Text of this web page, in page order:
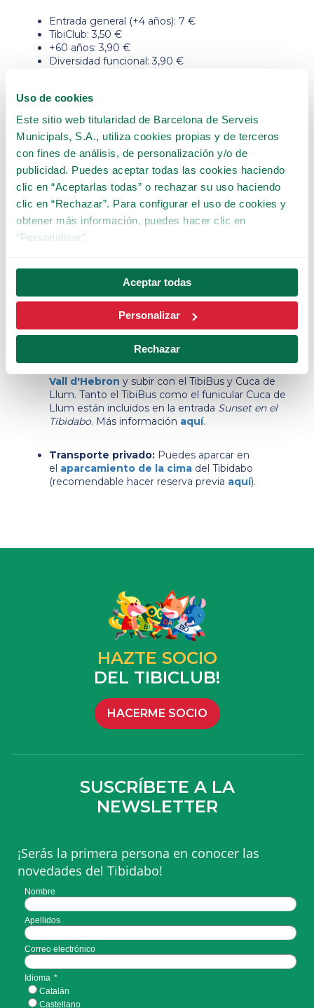
Uso de cookies
Este sitio web titularidad de Barcelona de Serveis
Municipals, S.A., utiliza cookies propias y de terceros
con fines de análisis, de personalización y/o de
publicidad. Puedes aceptar todas las cookies haciendo
clic en “Aceptarlas todas” o rechazar su uso haciendo
clic en “Rechazar”. Para configurar el uso de cookies y
obtener más información, puedes hacer clic en
“Personalizar”.
Aceptar todas
Personalizar
Rechazar
Entrada general (+4 años): 7 €
TibiClub: 3,50 €
+60 años: 3,90 €
Diversidad funcional: 3,90 €
En los casos de +60 años y diversidad funcional, será
necesario mostrar el carné acreditativo. Imprescindible
acreditar un mínimo del 33% de grado de discapacidad
con el certificado o carné acreditativo y el
DNI/Pasaporte en taquillas, así como acreditar la
necesidad de una tercera persona como acompañante
para la entrada gratuita extra.
La Torre de Collserola se encuentra a 10 minutos a pie
desde el Parque de atracciones Tibidabo.
Cuca de Llum:La mejor opción para llegar es
Doctor Andreu). Reservaaquí
Vall d'Hebron y subir con el TibiBus y Cuca de
Llum. Tanto el TibiBus como el funicular Cuca de
Llum están incluidos en la entrada Sunset en el
Tibidabo. Más información aquí.
Transporte privado: Puedes aparcar en
el aparcamiento de la cima del Tibidabo
(recomendable hacer reserva previa aquí).
HAZTE SOCIO
DEL TIBICLUB!
HACERME SOCIO
SUSCRÍBETE A LA
NEWSLETTER
¡Serás la primera persona en conocer las
novedades del Tibidabo!